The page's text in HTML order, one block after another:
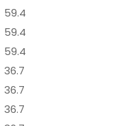
59.4
59.4
59.4
36.7
36.7
36.7